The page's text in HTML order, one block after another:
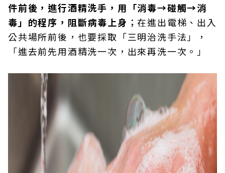
件前後，進行酒精洗手，用「消毒→碰觸→消
毒」的程序，阻斷病毒上身 ；在進出電梯、出入
公共場所前後，也要採取「三明治洗手法」，
「進去前先用酒精洗一次，出來再洗一次。」